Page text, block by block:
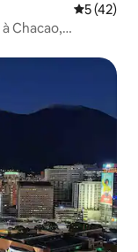
5 (42)
Chacao,